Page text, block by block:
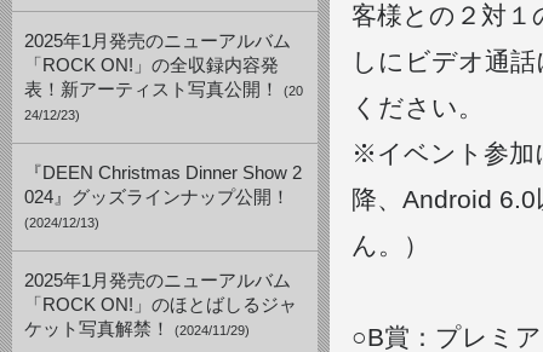
2025年1月発売のニューアルバム
「ROCK ON!」の全収録内容発
表！新アーティスト写真公開！
(20
24/12/23)
『DEEN Christmas Dinner Show 2
024』グッズラインナップ公開！
(2024/12/13)
2025年1月発売のニューアルバム
「ROCK ON!」のほとばしるジャ
ケット写真解禁！
(2024/11/29)
客様との２対
しにビデオ通
ください。
※イベント参加
降、Android
ん。）
○B賞：プレミ